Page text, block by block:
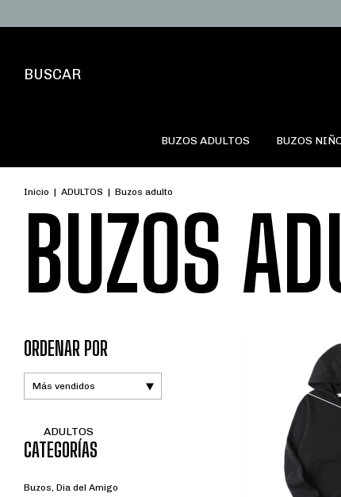
BUSCAR
BUZOS ADULTOS BUZOS
Inicio | ADULTOS | Buzos adulto
BUZOS
ORDENAR POR
ADULTOS
CATEGORÍAS
Buzos, Dia del Amigo